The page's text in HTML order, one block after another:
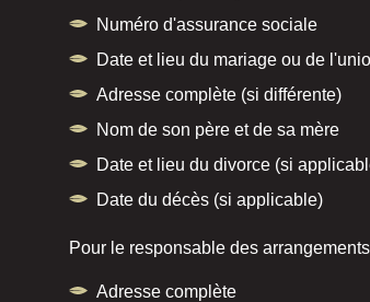
Numéro d'assurance sociale
Date et lieu du mariage ou de
Adresse complète (si différente)
Nom de son père et de sa mère
Date et lieu du divorce (si
Date du décès (si applicable)
Pour le responsable des
Adresse complète